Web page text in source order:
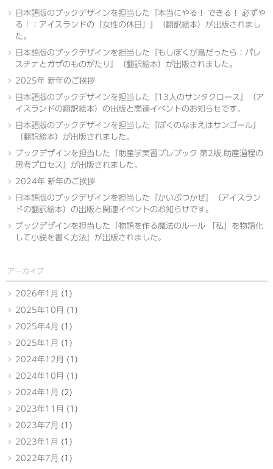
日本語版のブックデザインを担当した『本当にやる！ できる！ 必ずや
る！：アイスランドの「女性の休日」』（翻訳絵本）が出版されまし
た。
日本語版のブックデザインを担当した『もしぼくが鳥だったら：パレ
スチナとガザのものがたり』（翻訳絵本）が出版されました。
2025年 新年のご挨拶
日本語版のブックデザインを担当した『13人のサンタクロース』（ア
イスランドの翻訳絵本）の出版と関連イベントのお知らせです。
日本語版のブックデザインを担当した『ぼくのなまえはサンゴール』
（翻訳絵本）が出版されました。
ブックデザインを担当した『助産学実習プレブック 第2版 助産過程の
思考プロセス』が出版されました。
2024年 新年のご挨拶
日本語版のブックデザインを担当した『かいぶつかぜ』（アイスラン
ドの翻訳絵本）の出版と関連イベントのお知らせです。
ブックデザインを担当した『物語を作る魔法のルール 「私」を物語化
して小説を書く方法』が出版されました。
アーカイブ
2026年1月 (1)
2025年10月 (1)
2025年4月 (1)
2025年1月 (1)
2024年12月 (1)
2024年10月 (1)
2024年1月 (2)
2023年11月 (1)
2023年7月 (1)
2023年1月 (1)
2022年7月 (1)